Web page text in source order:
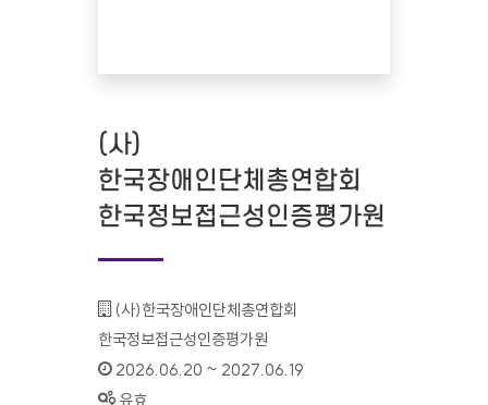
(사)
한국장애인단체총연합회
한국정보접근성인증평가원
기관명 :
(사)한국장애인단체총연합회
한국정보접근성인증평가원
인증기간 :
2026.06.20 ~ 2027.06.19
상태 :
유효